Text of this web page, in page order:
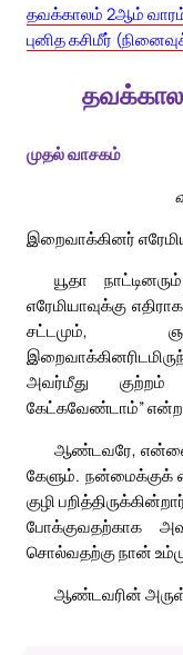
தவக்காலம் 2ஆம் வாரம்
புனித கசிமீர்
முதல் வாசகம்
இறைவாக்கினர்
யூதா
எரேமியாவுக்கு
சட்டமும்,
அவர்மீது
கேட்கவேண்டாம்”
ஆண்டவரே,
கேளும். நன்மைக்குக்
குழி
போக்குவதற்காக
சொல்வதற்கு நான்
ஆண்டவரின்